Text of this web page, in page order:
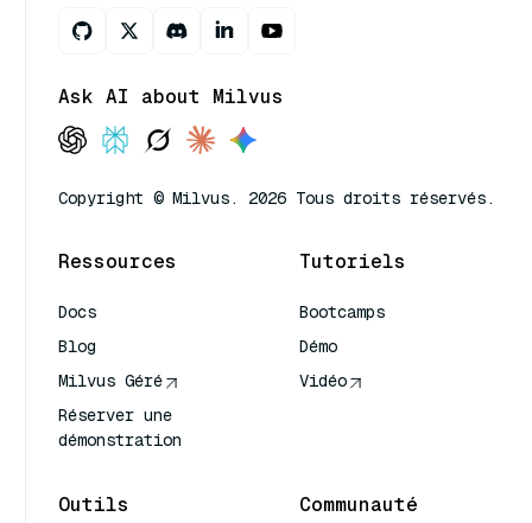
Ask AI about Milvus
Copyright © Milvus. 2026 Tous droits réservés.
Ressources
Docs
Blog
Milvus Géré
Réserver une
démonstration
Tutoriels
Bootcamps
Démo
Vidéo
Outils Communauté